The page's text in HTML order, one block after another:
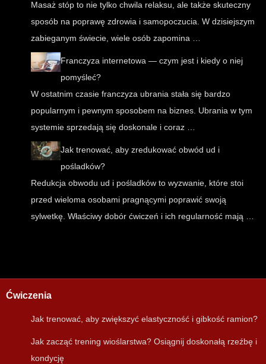
Masaż stóp to nie tylko chwila relaksu, ale także skuteczny
sposób na poprawę zdrowia i samopoczucia. W dzisiejszym
zabieganym świecie, wiele osób zapomina …
Franczyza internetowa — czym jest i kiedy o niej
pomyśleć?
W ostatnim czasie franczyza ubrania stała się bardzo
popularnym i pewnym sposobem na biznes. Ubrania w tym
systemie sprzedają się doskonale i coraz …
Jak trenować, aby zredukować obwód ud i
pośladków?
Redukcja obwodu ud i pośladków to wyzwanie, które stoi
przed wieloma osobami pragnącymi poprawić swoją
sylwetkę. Właściwy dobór ćwiczeń i ich regularność mają …
Ćwiczenia
Jak trenować, aby zwiększyć elastyczność i gibkość ramion?
Jak zacząć trening wioślarstwa? Osiągnij doskonałą rzeźbę i
kondycję